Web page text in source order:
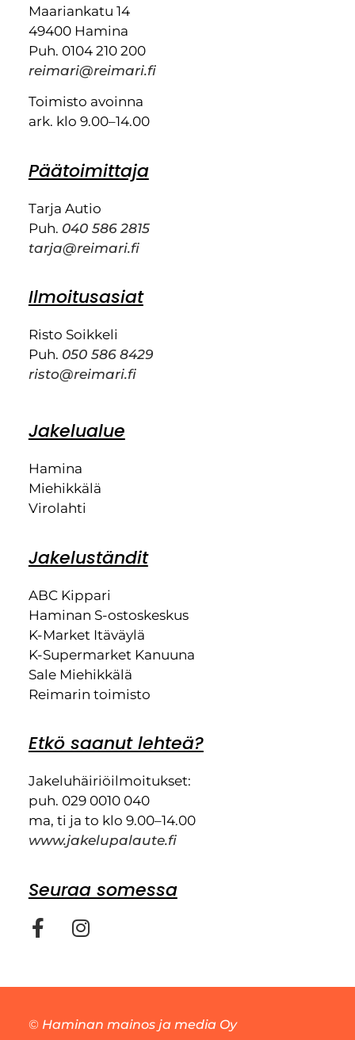
Maariankatu 14
49400 Hamina
Puh. 0104 210 200
reimari@reimari.fi
Toimisto avoinna
ark. klo 9.00–14.00
Päätoimittaja
Tarja Autio
Puh. 040 586 2815
tarja@reimari.fi
Ilmoitusasiat
Risto Soikkeli
Puh. 050 586 8429
risto@reimari.fi
Jakelualue
Hamina
Miehikkälä
Virolahti
Jakeluständit
ABC Kippari
Haminan S-ostoskeskus
K-Market Itäväylä
K-Supermarket Kanuuna
Sale Miehikkälä
Reimarin toimisto
Etkö saanut lehteä?
Jakeluhäiriöilmoitukset:
puh. 029 0010 040
ma, ti ja to klo 9.00–14.00
www.jakelupalaute.fi
Seuraa somessa
© Haminan mainos ja media Oy